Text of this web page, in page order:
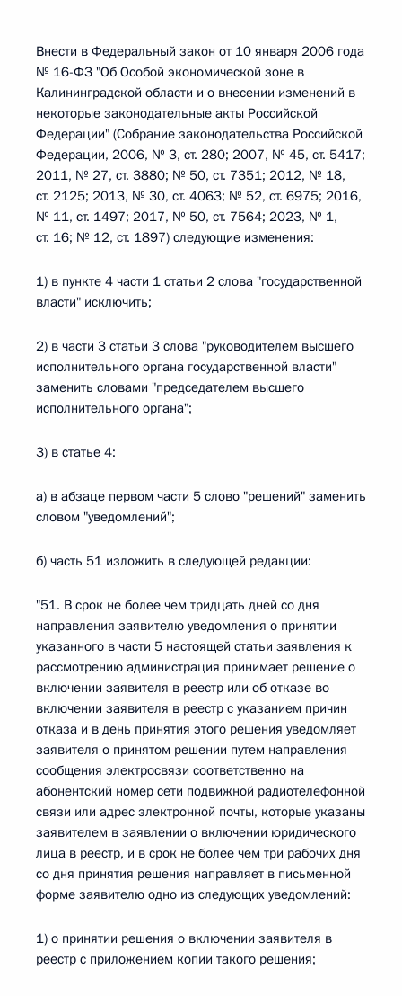
Внести в Федеральный закон от 10 января 2006 года
№ 16-ФЗ "Об Особой экономической зоне в
Калининградской области и о внесении изменений в
некоторые законодательные акты Российской
Федерации" (Собрание законодательства Российской
Федерации, 2006, № 3, ст. 280; 2007, № 45, ст. 5417;
2011, № 27, ст. 3880; № 50, ст. 7351; 2012, № 18,
ст. 2125; 2013, № 30, ст. 4063; № 52, ст. 6975; 2016,
№ 11, ст. 1497; 2017, № 50, ст. 7564; 2023, № 1,
ст. 16; № 12, ст. 1897) следующие изменения:
1) в пункте 4 части 1 статьи 2 слова "государственной
власти" исключить;
2) в части 3 статьи 3 слова "руководителем высшего
исполнительного органа государственной власти"
заменить словами "председателем высшего
исполнительного органа";
3) в статье 4:
а) в абзаце первом части 5 слово "решений" заменить
словом "уведомлений";
б) часть 51 изложить в следующей редакции:
"51. В срок не более чем тридцать дней со дня
направления заявителю уведомления о принятии
указанного в части 5 настоящей статьи заявления к
рассмотрению администрация принимает решение о
включении заявителя в реестр или об отказе во
включении заявителя в реестр с указанием причин
отказа и в день принятия этого решения уведомляет
заявителя о принятом решении путем направления
сообщения электросвязи соответственно на
абонентский номер сети подвижной радиотелефонной
связи или адрес электронной почты, которые указаны
заявителем в заявлении о включении юридического
лица в реестр, и в срок не более чем три рабочих дня
со дня принятия решения направляет в письменной
форме заявителю одно из следующих уведомлений:
1) о принятии решения о включении заявителя в
реестр с приложением копии такого решения;